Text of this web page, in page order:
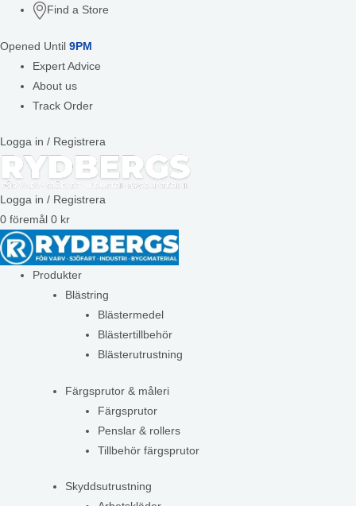
Find a Store
Opened Until 9PM
Expert Advice
About us
Track Order
Logga in / Registrera
Logga in / Registrera
0 föremål 0 kr
Produkter
Blästring
Blästermedel
Blästertillbehör
Blästerutrustning
Färgsprutor & måleri
Färgsprutor
Penslar & rollers
Tillbehör färgsprutor
Skyddsutrustning